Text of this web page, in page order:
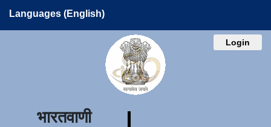
Languages (English)
Login
भारतवाणी